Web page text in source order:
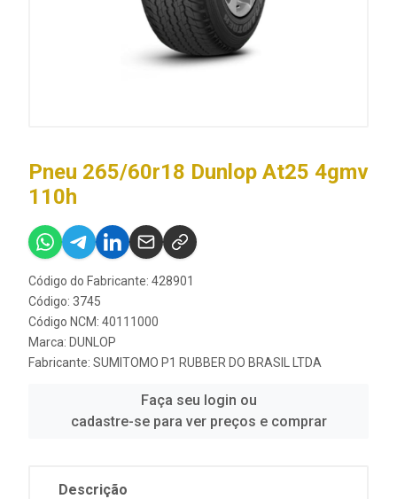
Pneu 265/60r18 Dunlop At25 4gmv
110h
Código do Fabricante: 428901
Código: 3745
Código NCM: 40111000
Marca: DUNLOP
Fabricante: SUMITOMO P1 RUBBER DO BRASIL LTDA
Faça seu login ou
cadastre-se para ver preços e comprar
Descrição